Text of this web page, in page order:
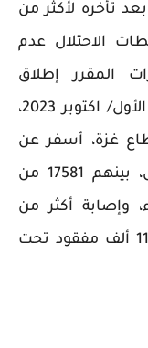
11:15 صباحا، بعد تأخره لأكثر من
الاحتلال عدم
المقرر إطلاق
سراحهن. ومنذ السابع من تشرين الأول/ اكتوبر 2023،
غزة، أسفر عن
استشهاد 46913 مواطنا على الأقل، بينهم 17581 من
من النساء، وإصابة أكثر من
110750 آخرين، في حين لا يزال نحو 11 ألف مفقود تحت